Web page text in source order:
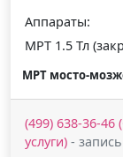
Аппараты:
МРТ 1.5 Тл
МРТ мосто-
(499) 638-36-46
услуги) -